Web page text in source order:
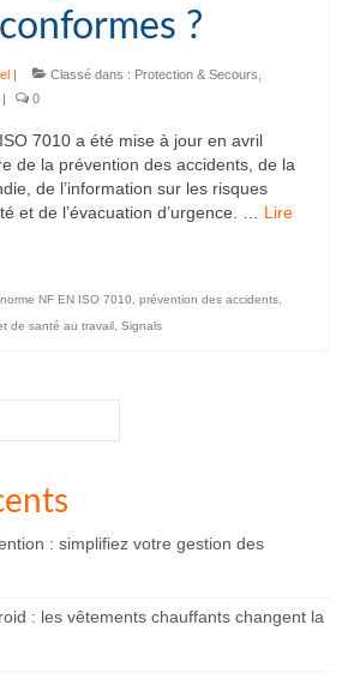
?
| Classé dans : Protection & Secours
| 0
7010 a été mise à jour en avril
de la prévention des accidents, de la
de l’information sur les risques
et de l’évacuation d’urgence. … Lire
norme NF EN ISO 7010 prévention des accidents
de santé au travail Signals
: simplifiez votre gestion des
: les vêtements chauffants changent la